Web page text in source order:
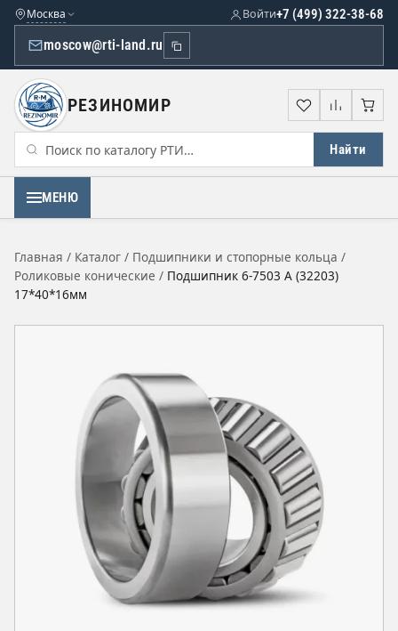
Москва
moscow@rti-land.ru
+7 (499) 322-38-68
Войти
РЕЗИНОМИР
Найти
Избранное
МЕНЮ
Главная / Каталог / Подшипники и стопорные кольца /
Роликовые конические / Подшипник 6-7503 А (32203)
17*40*16мм